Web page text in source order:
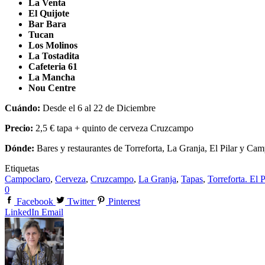
La Venta
El Quijote
Bar Bara
Tucan
Los Molinos
La Tostadita
Cafeteria 61
La Mancha
Nou Centre
Cuándo: Desde el 6 al 22 de Diciembre
Precio: 2,5 € tapa + quinto de cerveza Cruzcampo
Dónde: Bares y restaurantes de Torreforta, La Granja, El Pilar y
Etiquetas
Campoclaro, Cerveza, Cruzcampo, La Granja, Tapas, Torreforta. El
0
Facebook
Twitter
Pinterest
LinkedIn Email